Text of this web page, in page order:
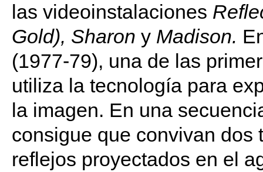
las videoinstalaciones
Gold), Sharon y Madison.
(1977-79), una de las
utiliza la tecnología para
la imagen. En una
consigue que convivan dos
reflejos proyectados en el